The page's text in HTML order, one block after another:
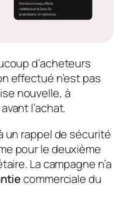
Remise à niveau offerte,
valable pour le 2e ou 3e
propriétaire. Un vrai bonus.
d’acheteurs
effectué n’est pas
nouvelle, à
l’achat.
un rappel de sécurité
pour le deuxième
La campagne n’a
commerciale du